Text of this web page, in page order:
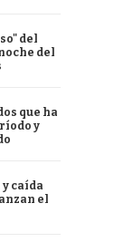
del
del
que ha
y
caída
el